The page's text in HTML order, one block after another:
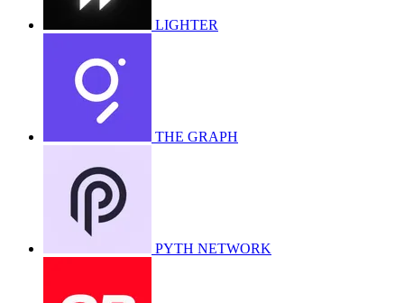
LIGHTER
THE GRAPH
PYTH NETWORK